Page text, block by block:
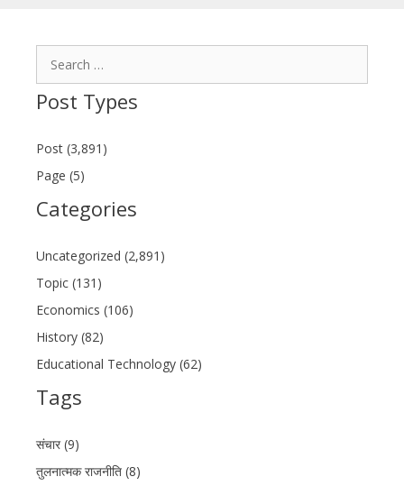
Post Types
Post (3,891)
Page (5)
Categories
Uncategorized (2,891)
Topic (131)
Economics (106)
History (82)
Educational Technology (62)
Tags
संचार (9)
तुलनात्मक राजनीति (8)